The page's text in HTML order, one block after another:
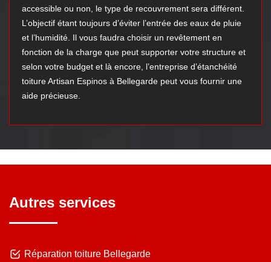
accessible ou non, le type de recouvrement sera différent.
L’objectif étant toujours d’éviter l’entrée des eaux de pluie
et l’humidité. Il vous faudra choisir un revêtement en
fonction de la charge que peut supporter votre structure et
selon votre budget et là encore, l’entreprise d’étanchéité
toiture Artisan Espinos à Bellegarde peut vous fournir une
aide précieuse.
Autres services
Réparation toiture Bellegarde